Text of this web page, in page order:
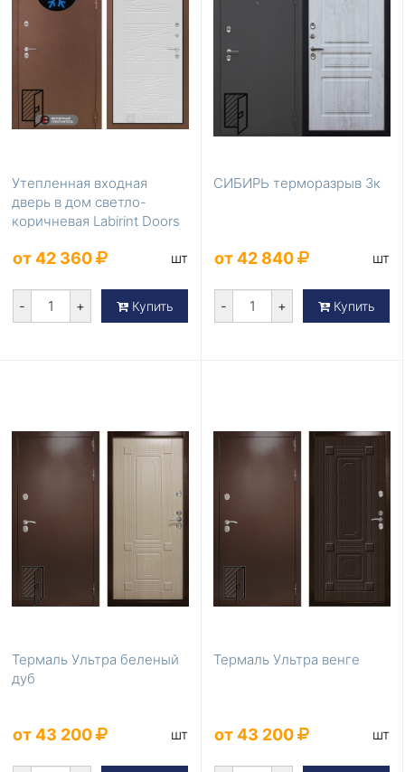
Утепленная входная
дверь в дом светло-
коричневая Labirint Doors
от 42 360 шт
- + Купить
СИБИРЬ терморазрыв 3к
от 42 840 шт
- + Купить
Термаль Ультра беленый
дуб
от 43 200 шт
Термаль Ультра венге
от 43 200 шт